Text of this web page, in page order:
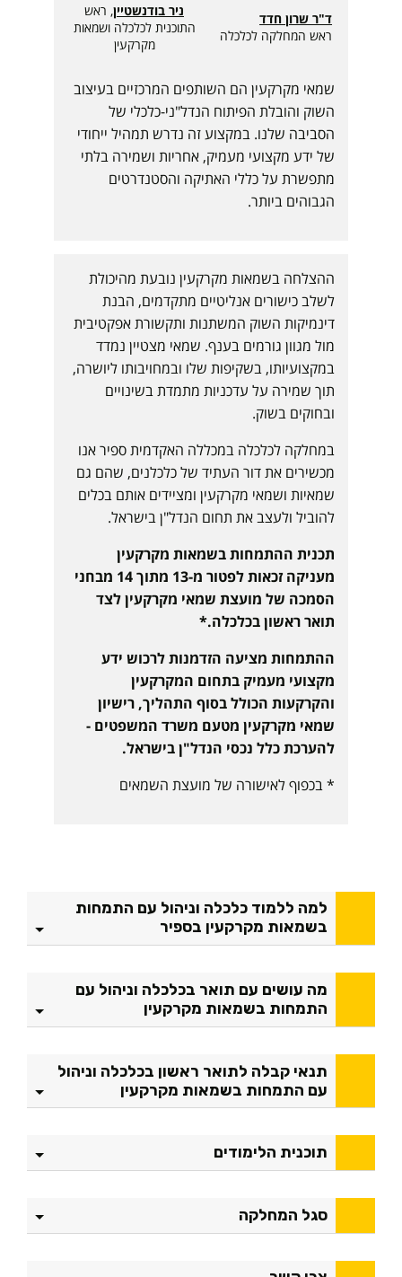
ד"ר שרון חדד
ראש המחלקה לכלכלה
ניר בודנשטיין,ראש
התוכנית לכלכלה ושמאות
מקרקעין
שמאי מקרקעין הם השותפים המרכזיים בעיצוב
השוק והובלת הפיתוח הנדל"ני-כלכלי של
הסביבה שלנו. במקצוע זה נדרש תמהיל ייחודי
של ידע מקצועי מעמיק, אחריות ושמירה בלתי
מתפשרת על כללי האתיקה והסטנדרטים
הגבוהים ביותר.
ההצלחה בשמאות מקרקעין נובעת מהיכולת
לשלב כישורים אנליטיים מתקדמים, הבנת
דינמיקות השוק המשתנות ותקשורת אפקטיבית
מול מגוון גורמים בענף. שמאי מצטיין נמדד
במקצועיותו, בשקיפות שלו ובמחויבותו ליושרה,
תוך שמירה על עדכניות מתמדת בשינויים
ובחוקים בשוק.
במחלקה לכלכלה במכללה האקדמית ספיר אנו
מכשירים את דור העתיד של כלכלנים, שהם גם
שמאיות ושמאי מקרקעין ומציידים אותם בכלים
להוביל ולעצב את תחום הנדל"ן בישראל.
תכנית ההתמחות בשמאות מקרקעין
מעניקה זכאות לפטור מ-13 מתוך 14 מבחני
הסמכה של מועצת שמאי מקרקעין לצד
תואר ראשון בכלכלה.*
ההתמחות מציעה הזדמנות לרכוש ידע
מקצועי מעמיק בתחום המקרקעין
והקרקעות הכולל בסוף התהליך, רישיון
שמאי מקרקעין מטעם משרד המשפטים -
להערכת כלל נכסי הנדל"ן בישראל.
* בכפוף לאישורה של מועצת השמאים
למה ללמוד כלכלה וניהול עם התמחות
בשמאות מקרקעין בספיר
מה עושים עם תואר בכלכלה וניהול עם
התמחות בשמאות מקרקעין
תנאי קבלה לתואר ראשון בכלכלה וניהול
עם התמחות בשמאות מקרקעין
תוכנית הלימודים
סגל המחלקה